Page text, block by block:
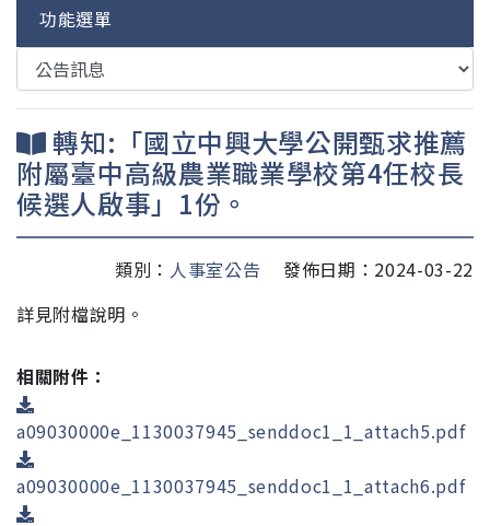
功能選單
轉知:「國立中興大學公開甄求推薦
附屬臺中高級農業職業學校第4任校長
候選人啟事」1份。
類別： 人事室公告
發佈日期：2024-03-22
詳見附檔說明。
相關附件：
a09030000e_1130037945_senddoc1_1_attach5.pdf
a09030000e_1130037945_senddoc1_1_attach6.pdf